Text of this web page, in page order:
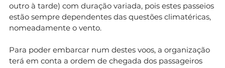
outro à tarde) com duração variada, pois estes passeios
estão sempre dependentes das questões climatéricas,
nomeadamente o vento.
Para poder embarcar num destes voos, a organização
terá em conta a ordem de chegada dos passageiros